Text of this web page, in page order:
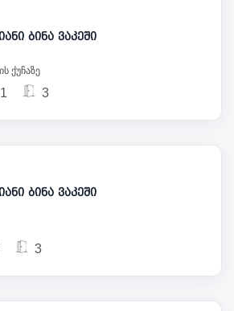
იყიდება 3 ოთახიანი ბინა ვაკეში
ქუჩაზე
3
365 000
იყიდება 3 ოთახიანი ბინა ვაკეში
3
447 000